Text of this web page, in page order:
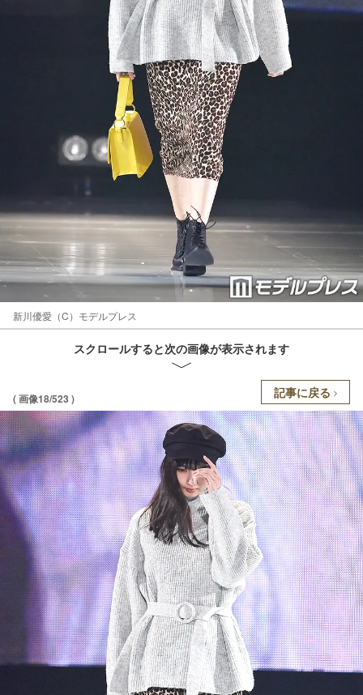
新川優愛（C）モデルプレス
スクロールすると次の画像が表示されます
( 画像18/523 ) 記事に戻る